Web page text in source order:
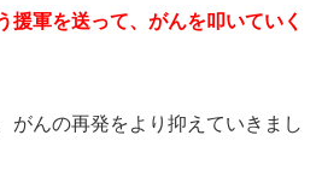
援軍を送って、がんを叩いていく
がんの再発をより抑えていきまし